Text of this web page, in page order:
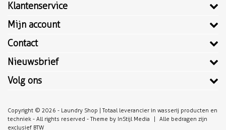
Klantenservice
Mijn account
Contact
Nieuwsbrief
Volg ons
Copyright © 2026 - Laundry Shop | Totaal leverancier in wasserij producten en
techniek - All rights reserved - Theme by InStijl Media
Alle bedragen zijn
exclusief BTW